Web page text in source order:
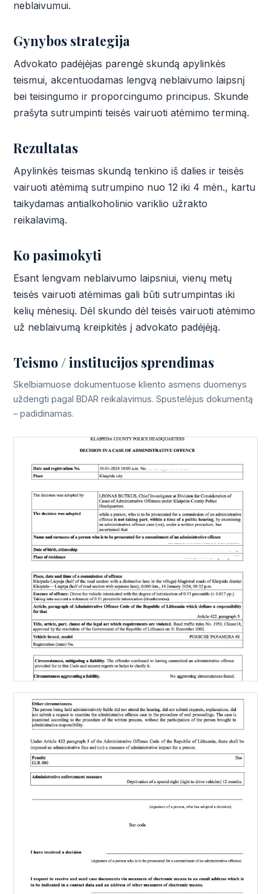
neblaivumui.
Gynybos strategija
Advokato padėjėjas parengė skundą apylinkės
teismui, akcentuodamas lengvą neblaivumo laipsnį
bei teisingumo ir proporcingumo principus. Skunde
prašyta sutrumpinti teisės vairuoti atėmimo terminą.
Rezultatas
Apylinkės teismas skundą tenkino iš dalies ir teisės
vairuoti atėmimą sutrumpino nuo 12 iki 4 mėn., kartu
taikydamas antialkoholinio variklio užrakto
reikalavimą.
Ko pasimokyti
Esant lengvam neblaivumo laipsniui, vienų metų
teisės vairuoti atėmimas gali būti sutrumpintas iki
kelių mėnesių. Dėl skundo dėl teisės vairuoti atėmimo
už neblaivumą kreipkitės į advokato padėjėją.
Teismo / institucijos sprendimas
Skelbiamuose dokumentuose kliento asmens duomenys
uždengti pagal BDAR reikalavimus. Spustelėjus dokumentą
– padidinamas.